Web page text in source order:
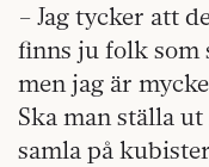
– Jag tycker att
finns ju folk som
men jag är
Ska man ställa
samla på